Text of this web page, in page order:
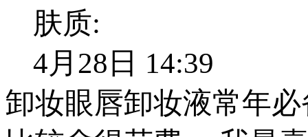
肤质:
4月28日 14:39
卸妆眼唇卸妆液常年